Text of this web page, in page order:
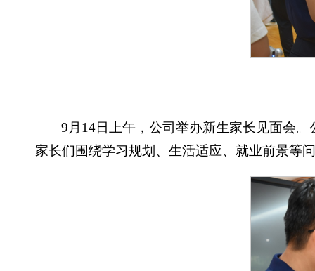
9月14日上午，公司举办新生家长见面会
家长们围绕学习规划、生活适应、就业前景等